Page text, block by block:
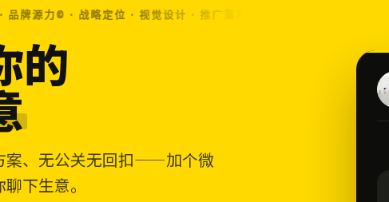
牌源力© · 战略定位 · 视觉设计 · 推广落地 · 谋术鸣® · 品牌源力© ·
的
案、无公关无回扣——加个微
下生意。